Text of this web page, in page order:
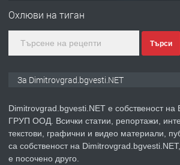
ПРЕДЛАГА Професионални
Охлюви на тиган
Търси
За Dimitrovgrad.bgvesti.NET
Dimitrovgrad.bgvesti.NET е собственост
ГРУП ООД. Всички статии, репортажи,
текстови, графични и видео материали,
са собственост на
е посочено друго.